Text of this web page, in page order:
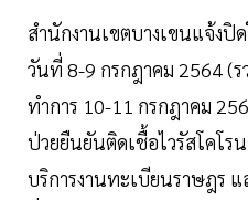
สำนักงานเขตบางเขนแจ้งปิ
วันที่ 8-9 กรกฎาคม 2564 (
ทำการ 10-11 กรกฎาคม
ป่วยยืนยันติดเชื้อไวรัสโคโร
บริการงานทะเบียนราษฎร